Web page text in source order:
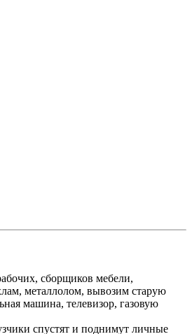
сборщиков мебели,
металлолом, вывозим старую
машина, телевизор, газовую
спустят и поднимут личные